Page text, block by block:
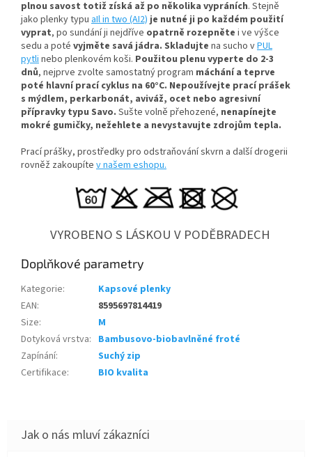
plnou savost totiž získá až po několika vypráních. Stejně
jako plenky typu aIl in two (AI2) je nutné ji po každém použití
vyprat, po sundání ji nejdříve opatrně rozepněte i ve výšce
sedu a poté vyjměte savá jádra. Skladujte na sucho vPUL
pytlinebo plenkovém koši. Použitou plenu vyperte do 2-3
dnů, nejprve zvolte samostatný program máchání a teprve
poté hlavní prací cyklus na 60°C. Nepoužívejte prací prášek
s mýdlem, perkarbonát, aviváž, ocet nebo agresivní
přípravky typu Savo. Sušte volně přehozené, nenapínejte
mokré gumičky, nežehlete a nevystavujte zdrojům tepla.
Prací prášky, prostředky pro odstraňování skvrn a další drogerii
rovněž zakoupíte v našem eshopu.
VYROBENO S LÁSKOU V PODĚBRADECH
Doplňkové parametry
Kategorie:
Kapsové plenky
EAN:
8595697814419
Size:
M
Dotyková vrstva: Bambusovo-biobavlněné froté
Zapínání:
Suchý zip
Certifikace: BIO kvalita